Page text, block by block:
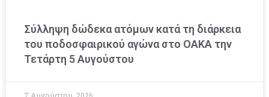
Σύλληψη δώδεκα ατόμων κατά τη διάρκεια
του ποδοσφαιρικού αγώνα στο ΟΑΚΑ την
Τετάρτη 5 Αυγούστου
7 Αυγούστου, 2026